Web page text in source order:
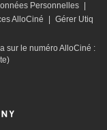
Personnelles
AlloCiné
Gérer Utiq
sur le numéro AlloCiné :